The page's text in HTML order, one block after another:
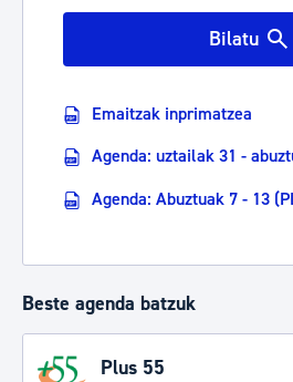
Bilatu
Emaitzak inprimatzea
Agenda: uztailak 31 -
Agenda: Abuztuak 7 - 13
Beste agenda batzuk
Plus 55